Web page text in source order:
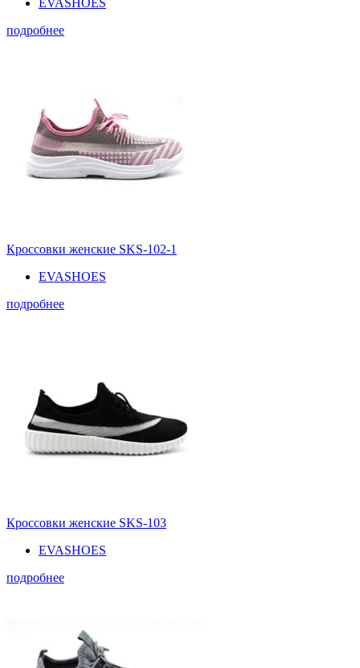
подробнее
Кроссовки женские SKS-102-1
EVASHOES
подробнее
Кроссовки женские SKS-103
EVASHOES
подробнее